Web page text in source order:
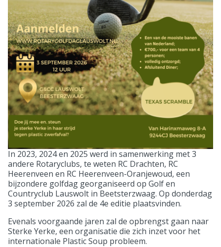
In 2023, 2024 en 2025 werd in samenwerking met 3
andere Rotaryclubs, te weten RC Drachten, RC
Heerenveen en RC Heerenveen-Oranjewoud, een
bijzondere golfdag georganiseerd op Golf en
Countryclub Lauswolt in Beetsterzwaag. Op donderdag
3 september 2026 zal de 4e editie plaatsvinden.
Evenals voorgaande jaren zal de opbrengst gaan naar
Sterke Yerke, een organisatie die zich inzet voor het
internationale Plastic Soup probleem.